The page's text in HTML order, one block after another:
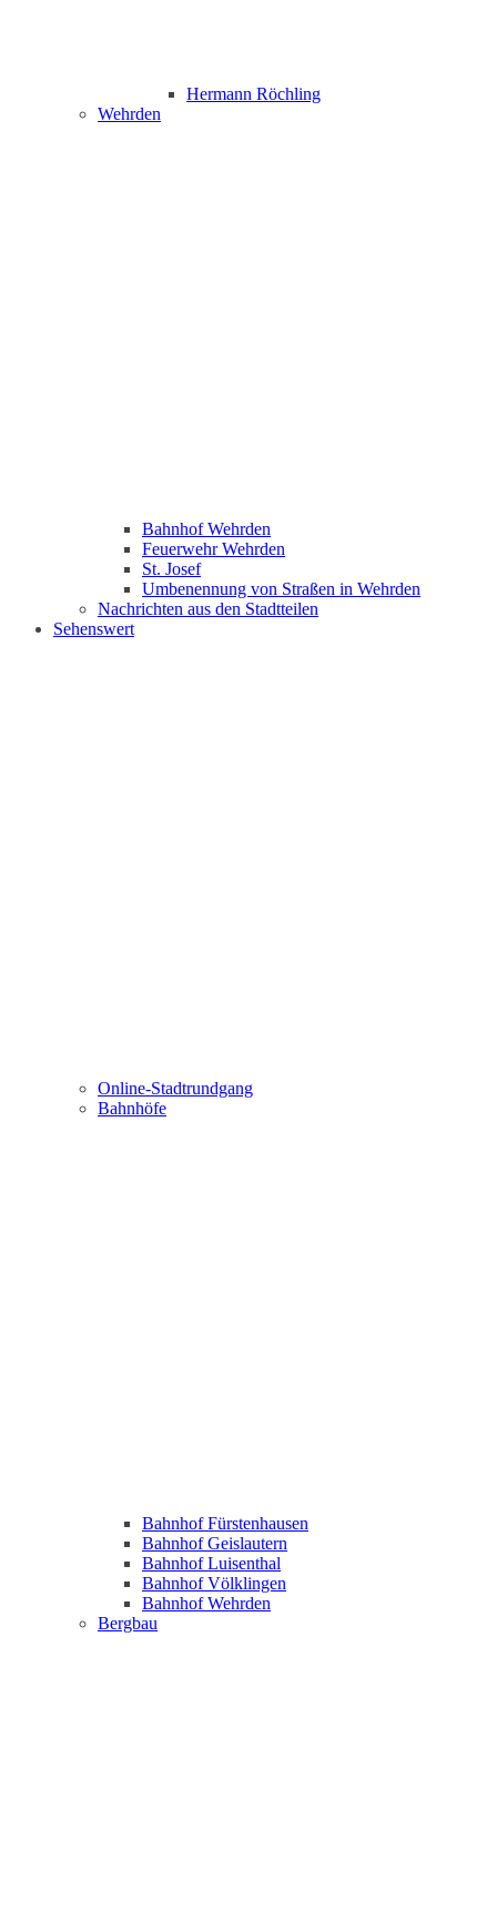
Hermann Röchling
Wehrden
Bahnhof Wehrden
Feuerwehr Wehrden
St. Josef
Umbenennung von Straßen in Wehrden
Nachrichten aus den Stadtteilen
Sehenswert
Online-Stadtrundgang
Bahnhöfe
Bahnhof Fürstenhausen
Bahnhof Geislautern
Bahnhof Luisenthal
Bahnhof Völklingen
Bahnhof Wehrden
Bergbau